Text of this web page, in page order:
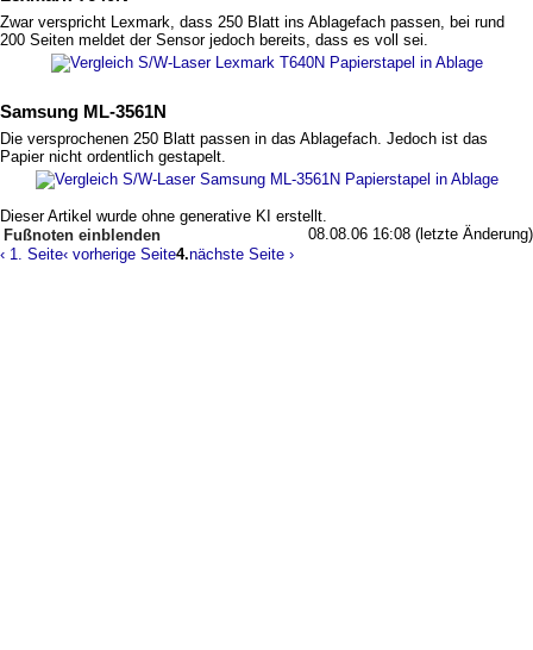
Zwar verspricht Lexmark, dass 250 Blatt ins Ablagefach passen, bei rund
200 Seiten meldet der Sensor jedoch bereits, dass es voll sei.
Samsung ML-3561N
Die versprochenen 250 Blatt passen in das Ablagefach. Jedoch ist das
Papier nicht ordentlich gestapelt.
Dieser Artikel wurde ohne generative KI erstellt.
08.08.06 16:08 (letzte Änderung)
Fußnoten
‹ 1. Seite‹ vorherige Seite4.nächste Seite ›